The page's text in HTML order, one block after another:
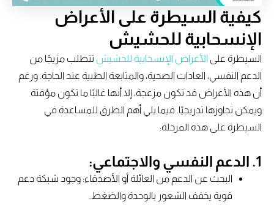
كيفية السيطرة على الأعراض
الإنسحابية للحشيش
السيطرة على الأعراض الإنسحابية للحشيش تتطلب مزيجًا من
الدعم النفسي، العادات الصحية، والمتابعة الطبية عند الحاجة. ورغم
أن هذه الأعراض قد تكون مزعجة، إلا أنها غالبًا ما تكون مؤقتة
ويمكن تجاوزها تدريجيًا. فيما يلي أهم الطرق للمساعدة في
السيطرة على هذه المرحلة:
البحث عن الدعم من العائلة أو الأصدقاء: وجود شبكة دعم
قوية يخفف الشعور بالوحدة والضغط.